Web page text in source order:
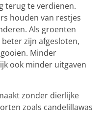
terug te verdienen.
houden van restjes
Als groenten
zijn afgesloten,
Minder
ook minder uitgaven
zonder dierlijke
zoals candelillawas